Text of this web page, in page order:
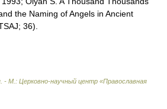
the Naming of Angels in Ancient
36).
- М.: Церковно-научный центр «Православная